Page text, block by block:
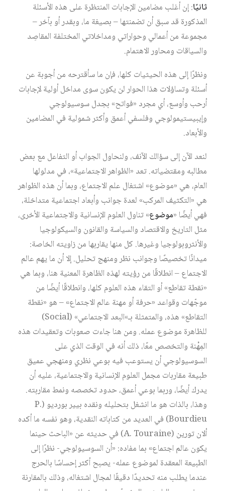
ثانيًا: إن أغلب مضامين الإجابات المنتظرة على هذه الأسئلة
المذكورة قد سبق أن تضمنتها – بصيغة ما، وبقدر أو بآخر –
مجموعة من أعمالي وحواراتي ومداخلاتي المختلفة المقاصِد
والسياقات ومحاور الاهتمام.
ونظرًا إلى هذه الحيثيات كلها، فإن ما سأقترحه من أجوبة عن
أسئلة وتساؤلات هذا الحوار لن يكون سوى مداخل أولية لإجابات
أرحب وأوسع، أي مجرد «فواتح» بجدل سوسيولوجي
وإيبيستيمولوجي وفلسفي أعمق وأكثر شمولية في المضامين
والأبعاد.
لنعد الآن إلى سؤالك الآنف، ولنحاول الجواب أو التفاعل مع بعض
مطالبه ومقتضياته. تعد «الظواهر الاجتماعية»، في مدلولها
العام، هي «موضوع» اشتغال علم الاجتماع، وبما أن هذه الظواهر
هي «التكثيف المركب» لعدة جوانب وأبعاد اجتماعية متداخلة،
فهي أيضًا «موضوع» تناول العلوم الإنسانية والاجتماعية الأخرى،
مثل التاريخ والاقتصاد والسياسة والقانون والسيكولوجيا
والأنثروبولوجيا وغيرها. كل منها يقاربها من زاويته الخاصة:
ميدانًا تخصيصًا وجوانب نظر ومنهج تحليل. إلا أن ما يهم عالم
الاجتماع – انطلاقًا من رؤيته لهذه الظاهرة المعنية هنا، وبما هي
«نقطة تقاطع» أو التقاء هذه العلوم كلها، وانطلاقًا أيضًا من
موجّهات وقواعد «حرفة أو مهنة عالم الاجتماع» – هو «نقطة
التقاطع» هذه، والمتمثلة بـ»البعد الاجتماعي» (Social)
للظاهرة موضوع عمله. ومن هنا جاءت صعوبات وتعقيدات هذه
المِهْنة والتخصص معًا، ذلك أنه في الوقت الذي على
السوسيولوجي أن يستوعب فيه بوعي نظري ومنهجي عميق
طبيعة مقاربات مجمل العلوم الإنسانية والاجتماعية، عليه أن
يدرك أيضًا، وربما بوعي أعمق، حدود تخصصه ونمط مقاربته.
وهذا، بالذات هو ما انشغل بتحليله ونقده بيير بورديو (P.
Bourdieu) في العديد من كتاباته النقدية، وهو نفسه ما أكده
ألان تورين (A. Touraine) في حديثه عن «الباحث حينما
يكون عالم اجتماع» بما مفاده: «أن السوسيولوجي- نظرًا إلى
الطبيعة المعقدة لموضوع عمله- يصبح أكثر إحساسًا بالحرج
عندما يطلب منه تحديدًا دقيقًا لمجال اشتغاله، وذلك بالمقارنة